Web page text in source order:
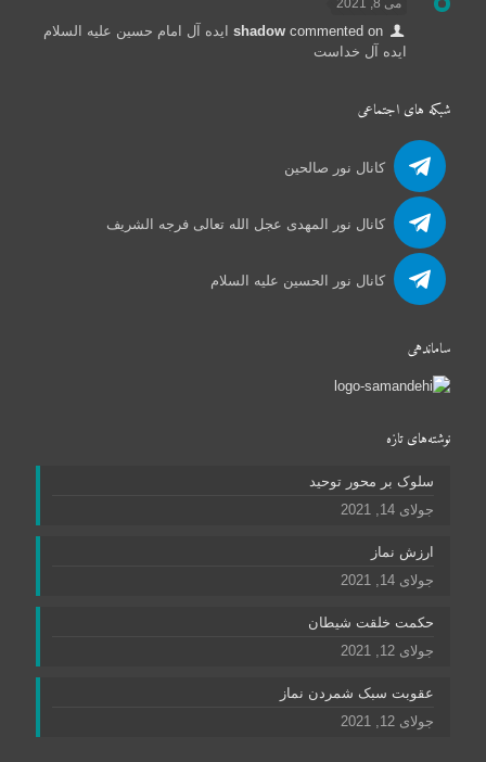
می 8, 2021
shadowcommented on
ایده آل امام حسین علیه السلام
ایده آل خداست
شبکه های اجتماعی
کانال نور صالحین
کانال نور المهدی عجل الله تعالی فرجه الشریف
کانال نور الحسین علیه السلام
ساماندهی
نوشته‌های تازه
سلوک بر محور توحید
جولای 14, 2021
ارزش نماز
جولای 14, 2021
حکمت خلقت شیطان
جولای 12, 2021
عقوبت سبک شمردن نماز
جولای 12, 2021